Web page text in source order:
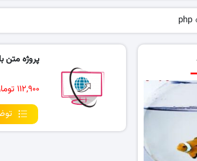
php
پروژه
۱۱۲,۹۰۰ تومان